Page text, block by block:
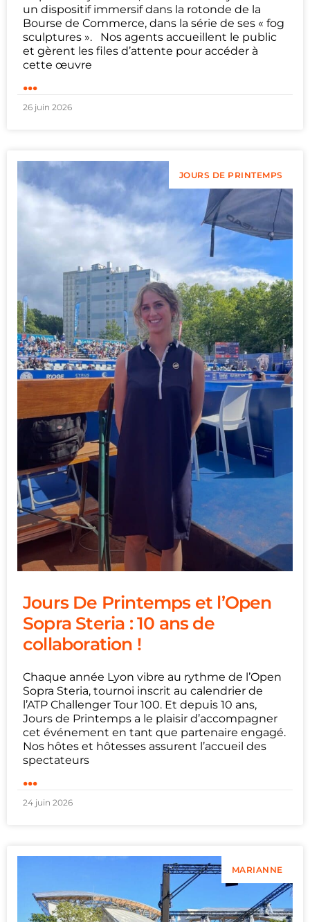
un dispositif immersif dans la rotonde de la
Bourse de Commerce, dans la série de ses « fog
sculptures ». Nos agents accueillent le public
et gèrent les files d’attente pour accéder à
cette œuvre
...
26 juin 2026
JOURS DE PRINTEMPS
Jours De Printemps et l’Open
Sopra Steria : 10 ans de
collaboration !
Chaque année Lyon vibre au rythme de l’Open
Sopra Steria, tournoi inscrit au calendrier de
l’ATP Challenger Tour 100. Et depuis 10 ans,
Jours de Printemps a le plaisir d’accompagner
cet événement en tant que partenaire engagé.
Nos hôtes et hôtesses assurent l’accueil des
spectateurs
...
24 juin 2026
MARIANNE